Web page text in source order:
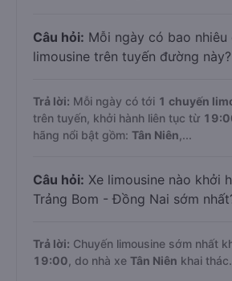
Câu hỏi: Mỗi ngày có bao nhiêu
limousine trên tuyến đường này?
Trả lời: Mỗi ngày có tới 1 chuyến
trên tuyến, khởi hành liên tục từ
hãng nổi bật gồm: Tân Niên ,...
Câu hỏi: Xe limousine nào khởi
Trảng Bom - Đồng Nai sớm
Trả lời: Chuyến limousine sớm nhất
19:00 , do nhà xe Tân Niên khai thác.